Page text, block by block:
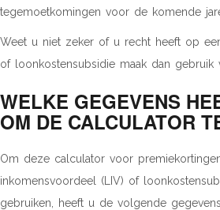
tegemoetkomingen voor de komende
Weet u niet zeker of u recht heeft op
of loonkostensubsidie maak dan gebruik
WELKE GEGEVENS
OM DE CALCULATOR
Om deze calculator voor
inkomensvoordeel (LIV) of
gebruiken, heeft u de volgende